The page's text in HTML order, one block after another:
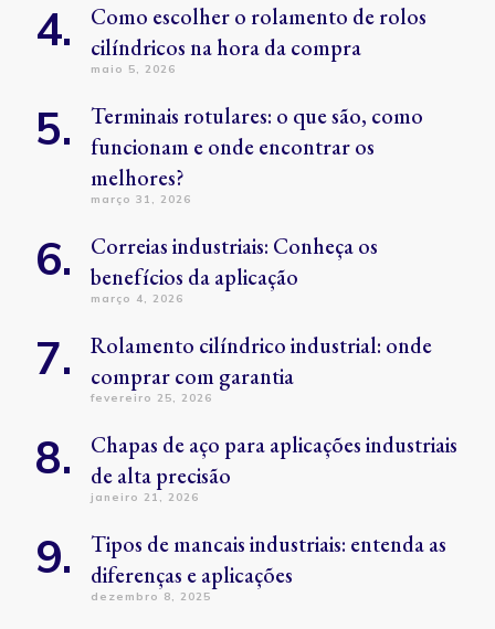
Como escolher o rolamento de rolos
cilíndricos na hora da compra
maio 5, 2026
Terminais rotulares: o que são, como
funcionam e onde encontrar os
melhores?
março 31, 2026
Correias industriais: Conheça os
benefícios da aplicação
março 4, 2026
Rolamento cilíndrico industrial: onde
comprar com garantia
fevereiro 25, 2026
Chapas de aço para aplicações industriais
de alta precisão
janeiro 21, 2026
Tipos de mancais industriais: entenda as
diferenças e aplicações
dezembro 8, 2025